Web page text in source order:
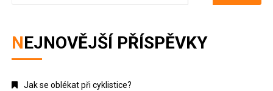
NEJNOVĚJŠÍ PŘÍSPĚVKY
Jak se oblékat při cyklistice?